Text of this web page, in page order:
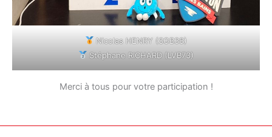
Nicolas HENRY (SGB38)
Stéphane RICHARD (LVB73)
Merci à tous pour votre participation !